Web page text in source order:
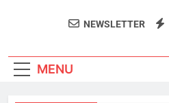
NEWSLETTER
MENU